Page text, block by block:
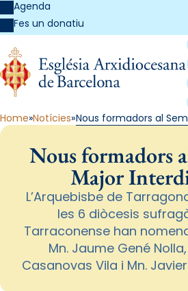
Agenda
Fes un donatiu
Home Notícies Nous formadors al
Nous formadors
Major
L’Arquebisbe de
les 6 diòcesis
Tarraconense han
Mn. Jaume Gené
Casanovas Vila i Mn.